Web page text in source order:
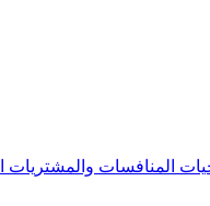
المنافسات والمشتريات